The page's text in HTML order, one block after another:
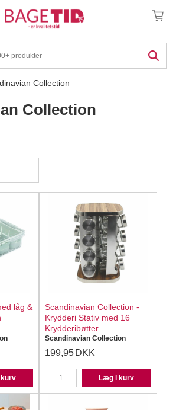
Collection
Collection
låg &
Scandinavian Collection -
Krydderi Stativ med 16
Krydderibøtter
Scandinavian Collection
199,95 DKK
Læg i kurv